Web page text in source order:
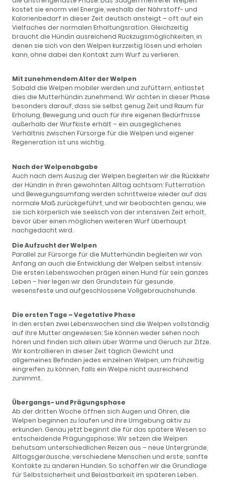
kostet sie enorm viel Energie, weshalb der Nährstoff- und
Kalorienbedarf in dieser Zeit deutlich ansteigt – oft auf ein
Vielfaches der normalen Erhaltungsration. Gleichzeitig
braucht die Hündin ausreichend Rückzugsmöglichkeiten, in
denen sie sich von den Welpen kurzzeitig lösen und erholen
kann, ohne dabei den Kontakt zum Wurf zu verlieren.
Mit zunehmendem Alter der Welpen
Sobald die Welpen mobiler werden und zufüttern, entlastet
dies die Mutterhündin zunehmend. Wir achten in dieser Phase
besonders darauf, dass sie selbst genug Zeit und Raum für
Erholung, Bewegung und auch für ihre eigenen Bedürfnisse
außerhalb der Wurfkiste erhält – ein ausgeglichenes
Verhältnis zwischen Fürsorge für die Welpen und eigener
Regeneration ist uns wichtig.
Nach der Welpenabgabe
Auch nach dem Auszug der Welpen begleiten wir die Rückkehr
der Hündin in ihren gewohnten Alltag achtsam: Futterration
und Bewegungsumfang werden schrittweise wieder auf das
normale Maß zurückgeführt, und wir beobachten genau, wie
sie sich körperlich wie seelisch von der intensiven Zeit erholt,
bevor über einen möglichen weiteren Wurf überhaupt
nachgedacht wird.
Die Aufzucht der Welpen
Parallel zur Fürsorge für die Mutterhündin begleiten wir von
Anfang an auch die Entwicklung der Welpen selbst intensiv.
Die ersten Lebenswochen prägen einen Hund für sein ganzes
Leben – hier legen wir den Grundstein für gesunde,
wesensfeste und aufgeschlossene Vollgebrauchshunde.
Die ersten Tage – Vegetative Phase
In den ersten zwei Lebenswochen sind die Welpen vollständig
auf ihre Mutter angewiesen: Sie können weder sehen noch
hören und finden sich allein über Wärme und Geruch zur Zitze.
Wir kontrollieren in dieser Zeit täglich Gewicht und
allgemeines Befinden jedes einzelnen Welpen, um frühzeitig
eingreifen zu können, falls ein Welpe nicht ausreichend
zunimmt.
Übergangs- und Prägungsphase
Ab der dritten Woche öffnen sich Augen und Ohren, die
Welpen beginnen zu laufen und ihre Umgebung aktiv zu
erkunden. Genau jetzt beginnt die für das spätere Wesen so
entscheidende Prägungsphase: Wir setzen die Welpen
behutsam unterschiedlichen Reizen aus – neue Untergründe,
Alltagsgeräusche, verschiedene Menschen und erste, sanfte
Kontakte zu anderen Hunden. So schaffen wir die Grundlage
für Selbstsicherheit und Belastbarkeit im späteren Leben.